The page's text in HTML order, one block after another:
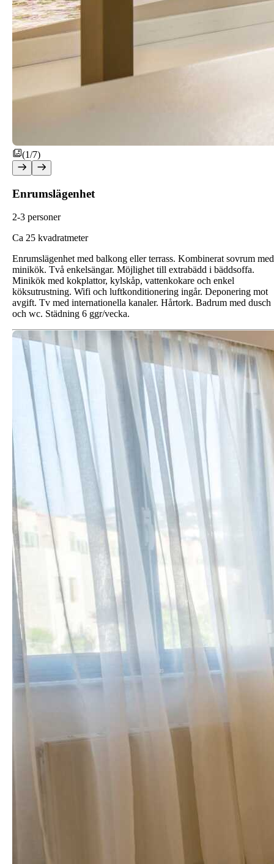
(1/7)
Enrumslägenhet
2-3 personer
Ca 25 kvadratmeter
Enrumslägenhet med balkong eller terrass. Kombinerat sovrum med
minikök. Två enkelsängar. Möjlighet till extrabädd i bäddsoffa.
Minikök med kokplattor, kylskåp, vattenkokare och enkel
köksutrustning. Wifi och luftkonditionering ingår. Deponering mot
avgift. Tv med internationella kanaler. Hårtork. Badrum med dusch
och wc. Städning 6 ggr/vecka.